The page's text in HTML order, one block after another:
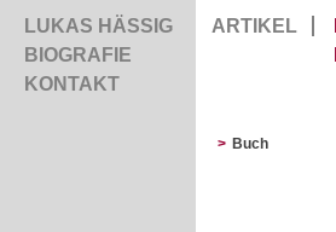
LUKAS HÄSSIG
BIOGRAFIE
KONTAKT
ARTIKEL
> Buch